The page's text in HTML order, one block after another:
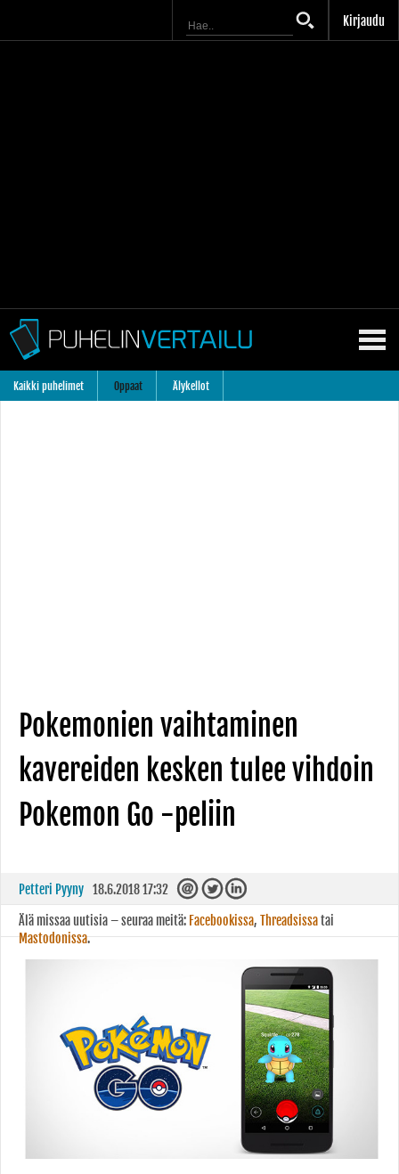
Kirjaudu
Kaikki puhelimet Oppaat Älykellot
Pokemonien vaihtaminen
kavereiden kesken tulee vihdoin
Pokemon Go -peliin
Petteri Pyyny 18.6.2018 17:32
Älä missaa uutisia – seuraa meitä: Facebookissa, Threadsissatai
Mastodonissa.